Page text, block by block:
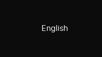
English